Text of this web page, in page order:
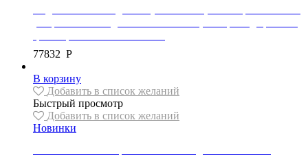
77832 Р
В корзину
Добавить в список желаний
Быстрый просмотр
Добавить в список желаний
Новинки